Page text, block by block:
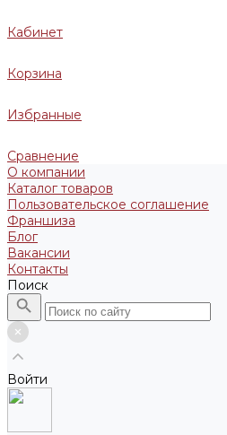
Кабинет
Корзина
Избранные
Сравнение
О компании
Каталог товаров
Пользовательское соглашение
Франшиза
Блог
Вакансии
Контакты
Поиск
Войти